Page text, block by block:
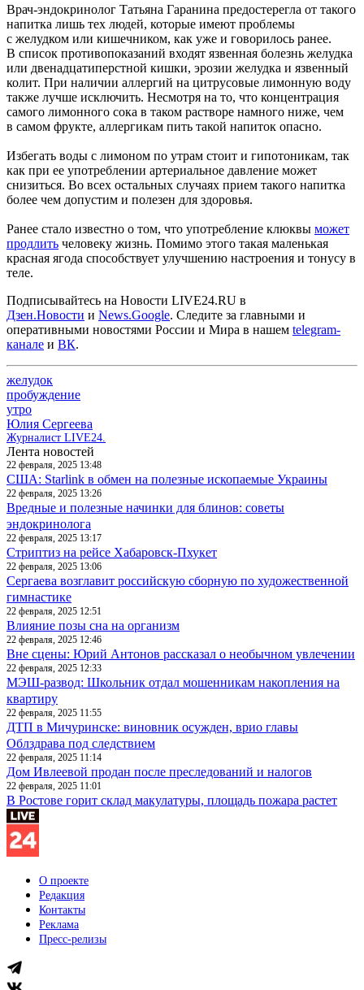
Врач-эндокринолог Татьяна Гаранина предостерегла от такого
напитка лишь тех людей, которые имеют проблемы
с желудком или кишечником, как уже и говорилось ранее.
В список противопоказаний входят язвенная болезнь желудка
или двенадцатиперстной кишки, эрозии желудка и язвенный
колит. При наличии аллергий на цитрусовые лимонную воду
также лучше исключить. Несмотря на то, что концентрация
самого лимонного сока в таком растворе намного ниже, чем
в самом фрукте, аллергикам пить такой напиток опасно.
Избегать воды с лимоном по утрам стоит и гипотоникам, так
как при ее употреблении артериальное давление может
снизиться. Во всех остальных случаях прием такого напитка
более чем допустим и полезен для здоровья.
Ранее стало известно о том, что употребление клюквы может
продлить человеку жизнь. Помимо этого такая маленькая
красная ягода способствует улучшению настроения и тонусу в
теле.
Подписывайтесь на Новости LIVE24.RU в
Дзен.Новости и News.Google. Следите за главными и
оперативными новостями России и Мира в нашем telegram-
канале и ВК.
желудок
пробуждение
утро
Юлия Сергеева
Журналист LIVE24.
Лента новостей
22 февраля, 2025 13:48
США: Starlink в обмен на полезные ископаемые Украины
22 февраля, 2025 13:26
Вредные и полезные начинки для блинов: советы
эндокринолога
22 февраля, 2025 13:17
Стриптиз на рейсе Хабаровск-Пхукет
22 февраля, 2025 13:06
Сергаева возглавит российскую сборную по художественной
гимнастике
22 февраля, 2025 12:51
Влияние позы сна на организм
22 февраля, 2025 12:46
Вне сцены: Юрий Антонов рассказал о необычном увлечении
22 февраля, 2025 12:33
МЭШ-развод: Школьник отдал мошенникам накопления на
квартиру
22 февраля, 2025 11:55
ДТП в Мичуринске: виновник осужден, врио главы
Облздрава под следствием
22 февраля, 2025 11:14
Дом Ивлеевой продан после преследований и налогов
22 февраля, 2025 11:01
В Ростове горит склад макулатуры, площадь пожара растет
О проекте
Редакция
Контакты
Реклама
Пресс-релизы